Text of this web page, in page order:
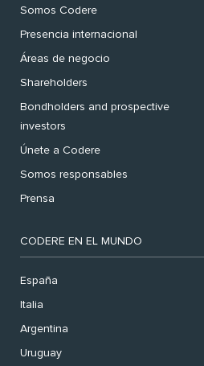
Somos Codere
Presencia internacional
Áreas de negocio
Shareholders
Bondholders and prospective
investors
Únete a Codere
Somos responsables
Prensa
CODERE EN EL MUNDO
España
Italia
Argentina
Uruguay